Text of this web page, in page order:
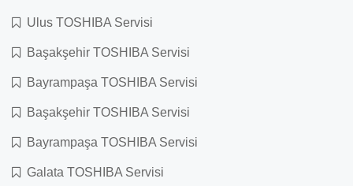
Ulus TOSHIBA Servisi
Başakşehir TOSHIBA Servisi
Bayrampaşa TOSHIBA Servisi
Başakşehir TOSHIBA Servisi
Bayrampaşa TOSHIBA Servisi
Galata TOSHIBA Servisi